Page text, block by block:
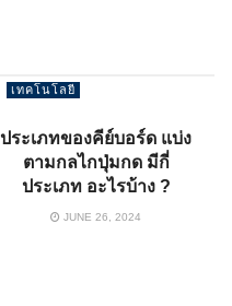
เทคโนโลยี
ประเภทของคีย์บอร์ด แบ่ง
ตามกลไกปุ่มกด มีกี่
ประเภท อะไรบ้าง ?
JUNE 26, 2024